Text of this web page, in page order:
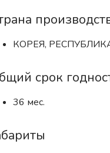
КОРЕЯ,
срок
36 мес.